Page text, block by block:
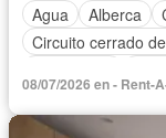
Agua
Alberca
Circuito cerrado
Recámara con
Seguridad
08/07/2026 en - Rent-